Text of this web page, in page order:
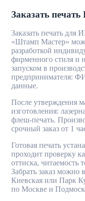
Заказать
Заказать печать для
«Штамп Мастер»
разработкой
фирменного стиля и
запуском в
предпринимателя:
данные.
После утверждения
изготовления:
флеш-печать.
срочный заказ от 1
Готовая печать
проходит проверку
оттиска, читаемость
Забрать заказ можно
Киевская или Парк
по Москве и